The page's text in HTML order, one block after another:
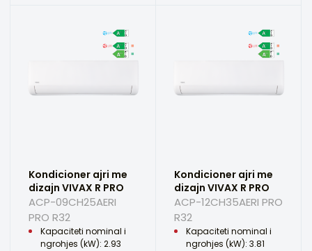
Kondicioner ajri me
dizajn VIVAX R PRO
ACP-09CH25AERI
PRO R32
Kapaciteti nominal i
ngrohjes (kW): 2.93
Kondicioner ajri me
dizajn VIVAX R PRO
ACP-12CH35AERI PRO
R32
Kapaciteti nominal i
ngrohjes (kW): 3.81